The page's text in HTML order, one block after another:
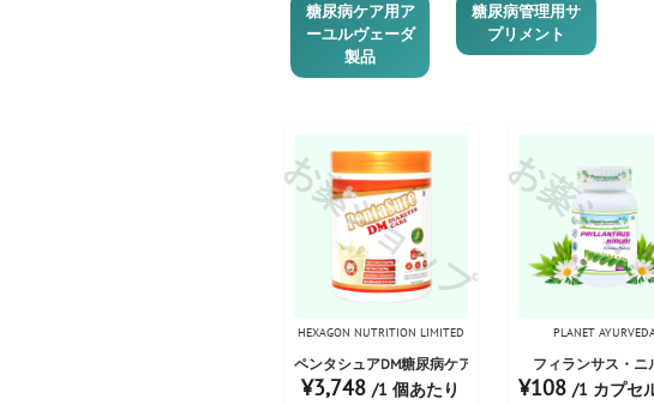
糖尿病ケア用ア
ーユルヴェーダ
製品
糖尿病管理用サ
プリメント
お薬ショップ
HEXAGON NUTRITION LIMITED
ペンタシュアDM糖尿病ケア｜バニラ風味 400g
¥3,748/1 個あたり
お薬シ
PLANET
フィランサス・ニ
¥108 /1 カプセルあた